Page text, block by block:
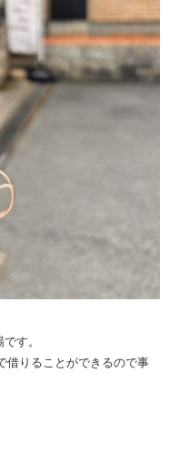
す。
借りることができるので事